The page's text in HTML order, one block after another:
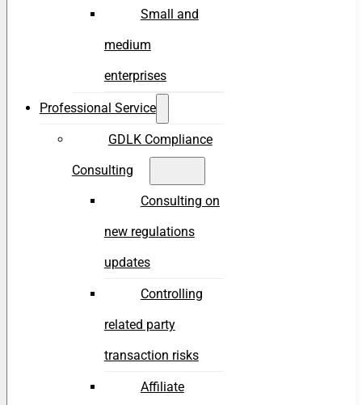
Small and
medium
enterprises
Professional Service
GDLK Compliance
Consulting
Consulting on
new regulations
updates
Controlling
related party
transaction risks
Affiliate